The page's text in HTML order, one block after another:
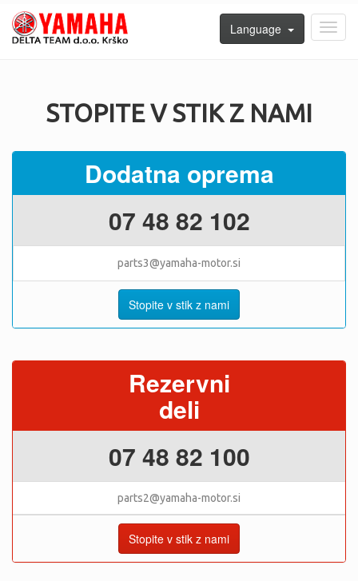
Language
STOPITE V STIK Z NAMI
Dodatna oprema
07 48 82 102
parts3@yamaha-motor.si
Stopite v stik z nami
Rezervni
deli
07 48 82 100
parts2@yamaha-motor.si
Stopite v stik z nami